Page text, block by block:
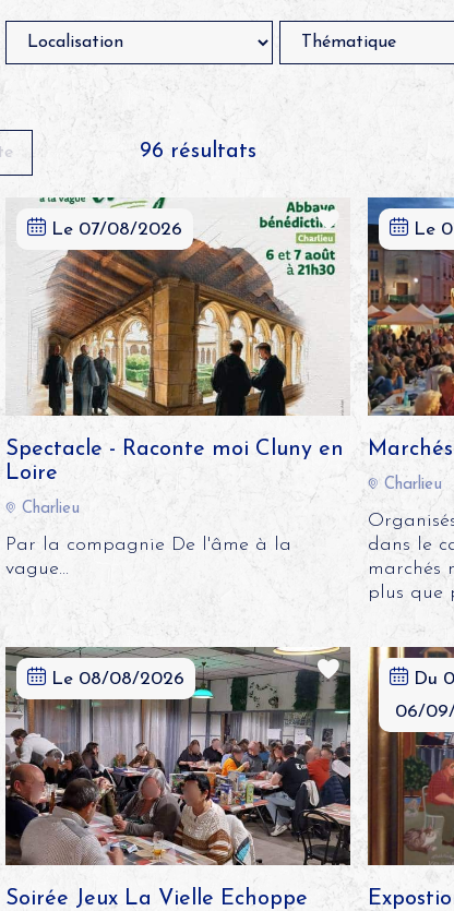
96 résultats
Spectacle - Raconte moi Cluny en
Loire
Le 07/08/2026
Charlieu
Par la compagnie De l'âme à la
vague...
Le
Charlieu
dans le
marchés
plus que
Soirée Jeux La Vielle Echoppe
Le 08/08/2026
Du
06/